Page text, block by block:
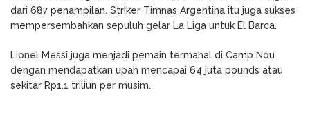
dari 687 penampilan. Striker Timnas Argentina itu juga sukses
mempersembahkan sepuluh gelar La Liga untuk El Barca.
Lionel Messi juga menjadi pemain termahal di Camp Nou
dengan mendapatkan upah mencapai 64 juta pounds atau
sekitar Rp1,1 triliun per musim.